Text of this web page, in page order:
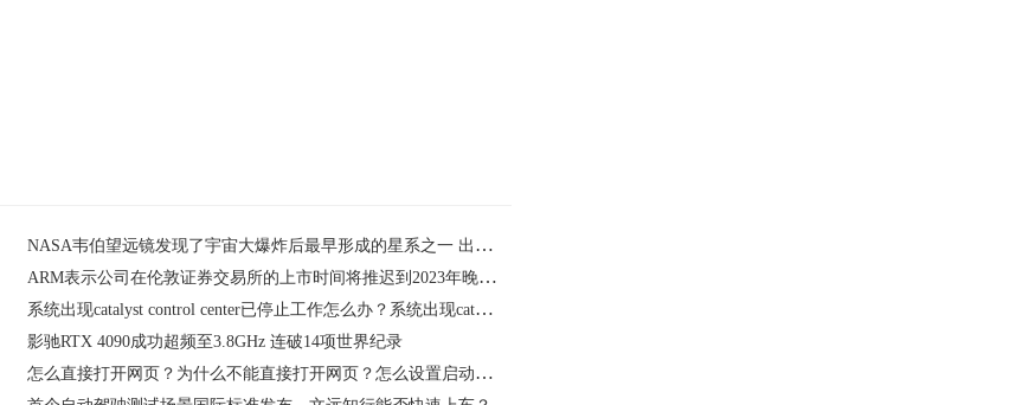
NASA韦伯望远镜发现了宇宙大爆炸后最早形成的星系之一 出现于宇宙诞生后的3.5亿年
ARM表示公司在伦敦证券交易所的上市时间将推迟到2023年晚些时候
系统出现catalyst control center已停止工作怎么办？系统出现catalyst control center已停止工作错误的解决方法
影驰RTX 4090成功超频至3.8GHz 连破14项世界纪录
怎么直接打开网页？为什么不能直接打开网页？怎么设置启动时直接打开主页？